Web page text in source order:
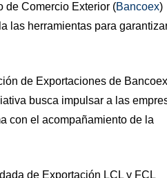
de Comercio Exterior (Bancoex)
las herramientas para
de Exportaciones de
busca impulsar a las
con el acompañamiento de la
de Exportación LCL y FCL